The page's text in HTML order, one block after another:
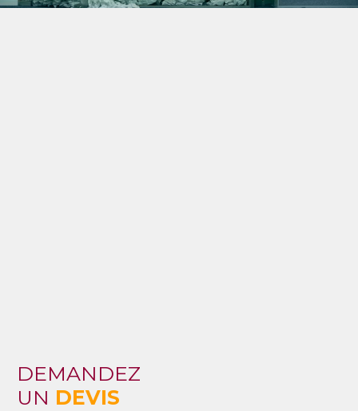
DEMANDEZ
UN DEVIS